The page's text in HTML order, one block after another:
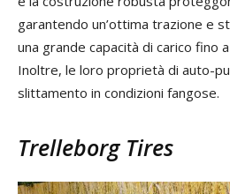
garantendo un’ottima trazione e
una grande capacità di carico fino
Inoltre, le loro proprietà di auto-
slittamento in condizioni fangose.
Trelleborg Tires